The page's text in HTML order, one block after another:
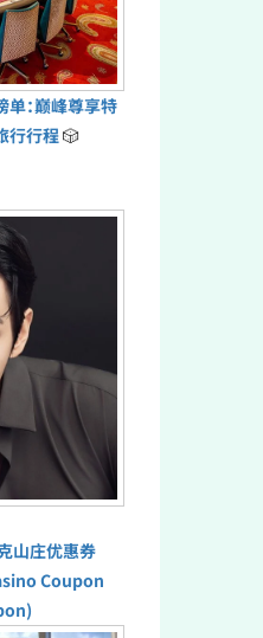
：巅峰尊享特
行行程🎲
山庄优惠券
Coupon